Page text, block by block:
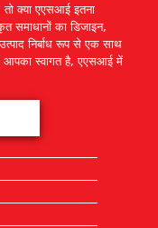
तो क्या एएसआई इतना
समाधानों का डिजाइन,
निर्बाध रूप से एक साथ
आपका स्वागत है, एएसआई में